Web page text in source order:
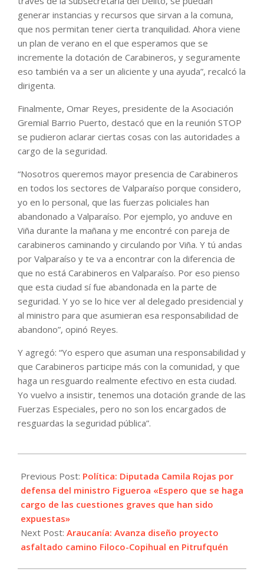
generar instancias y recursos que sirvan a la comuna,
que nos permitan tener cierta tranquilidad. Ahora viene
un plan de verano en el que esperamos que se
incremente la dotación de Carabineros, y seguramente
eso también va a ser un aliciente y una ayuda”, recalcó la
dirigenta.
Finalmente, Omar Reyes, presidente de la Asociación
Gremial Barrio Puerto, destacó que en la reunión STOP
se pudieron aclarar ciertas cosas con las autoridades a
cargo de la seguridad.
“Nosotros queremos mayor presencia de Carabineros
en todos los sectores de Valparaíso porque considero,
yo en lo personal, que las fuerzas policiales han
abandonado a Valparaíso. Por ejemplo, yo anduve en
Viña durante la mañana y me encontré con pareja de
carabineros caminando y circulando por Viña. Y tú andas
por Valparaíso y te va a encontrar con la diferencia de
que no está Carabineros en Valparaíso. Por eso pienso
que esta ciudad sí fue abandonada en la parte de
seguridad. Y yo se lo hice ver al delegado presidencial y
al ministro para que asumieran esa responsabilidad de
abandono”, opinó Reyes.
Y agregó: “Yo espero que asuman una responsabilidad y
que Carabineros participe más con la comunidad, y que
haga un resguardo realmente efectivo en esta ciudad.
Yo vuelvo a insistir, tenemos una dotación grande de las
Fuerzas Especiales, pero no son los encargados de
resguardas la seguridad pública”.
08-
04
Previous Post: Política: Diputada Camila Rojas por
defensa del ministro Figueroa «Espero que se haga
cargo de las cuestiones graves que han sido
expuestas»
Next Post: Araucanía: Avanza diseño proyecto
asfaltado camino Filoco-Copihual en Pitrufquén